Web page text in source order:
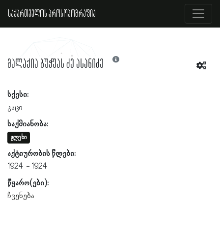
საქართველოს პროსოპოგრაფია
მალაქია ბუჭუას ძე ასანიძე
სქესი:
კაცი
საქმიანობა:
გლეხი
აქტიურობის წლები:
1924
1924
წყარო(ები):
ჩვენება